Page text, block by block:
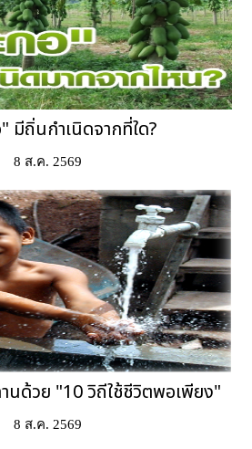
มีถิ่นกำเนิดจากที่ใด?
8 ส.ค. 2569
านด้วย "10 วิถีใช้ชีวิตพอเพียง"
8 ส.ค. 2569